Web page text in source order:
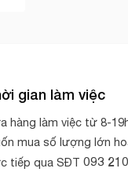
gian làm việc
hàng làm việc từ 8-
mua số lượng lớn
tiếp qua SĐT 093